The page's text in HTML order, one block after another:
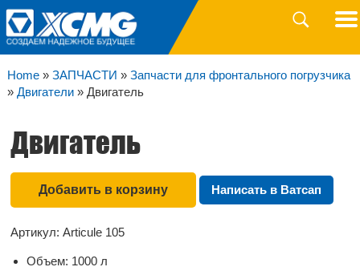
Головной
офис:
(700)
208
88
Отдел
продаж:
+7
(701)
Гарантийное
8
Home » ЗАПЧАСТИ » Запчасти для фронтального погрузчика
» Двигатели »Двигатель
Двигатель
Добавить в корзину Написать в Ватсап
Артикул: Articule 105
Объем: 1000 л